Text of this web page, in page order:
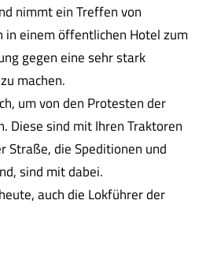
nimmt ein Treffen von
in einem öffentlichen Hotel zum
gegen eine sehr stark
machen.
um von den Protesten der
Diese sind mit Ihren Traktoren
Straße, die Speditionen und
sind mit dabei.
auch die Lokführer der